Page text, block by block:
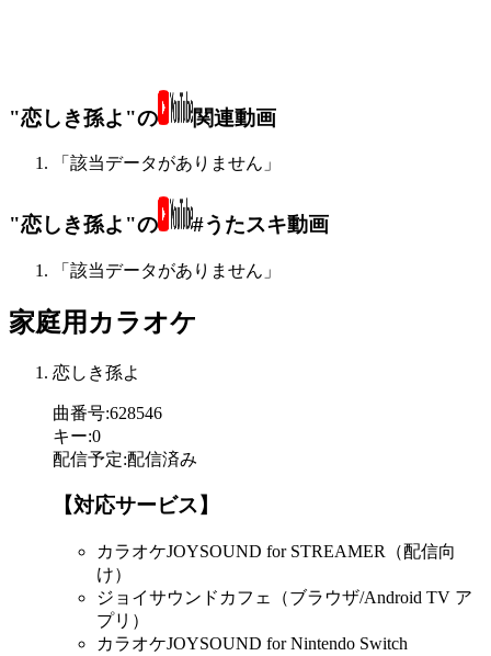
"恋しき孫よ"の 関連動画
「該当データがありません」
"恋しき孫よ"の #うたスキ動画
「該当データがありません」
家庭用カラオケ
恋しき孫よ
曲番号:628546
キー:0
配信予定:配信済み
【対応サービス】
カラオケJOYSOUND for STREAMER（配信向
け）
ジョイサウンドカフェ（ブラウザ/Android TV ア
プリ）
カラオケJOYSOUND for Nintendo Switch